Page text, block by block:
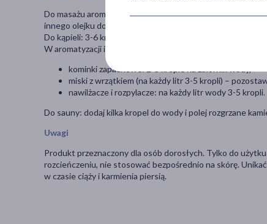
Do masażu aromaterapeutycznego: dodać 2-3 krople do
innego olejku do masażu.
Do kąpieli: 3-6 kropli do wanny letniej wody, najlepiej
W aromatyzacji i poprawie mikroklimatu pomieszczeń:
kominki zapachowe: 2-3 krople na zbiornik wody,
miski z wrzątkiem (na każdy litr 3-5 kropli) –
nawilżacze i rozpylacze: na każdy litr wody 3-5 kropli.
Do sauny: dodaj kilka kropel do wody i polej rozgrzane
Uwagi
Produkt przeznaczony dla osób dorosłych. Tylko do
rozcieńczeniu, nie stosować bezpośrednio na skórę.
w czasie ciąży i karmienia piersią.